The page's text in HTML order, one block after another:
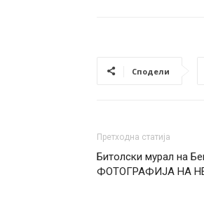
Сподели
Претходна статија
Битолски мурал на
ФОТОГРАФИЈА НА